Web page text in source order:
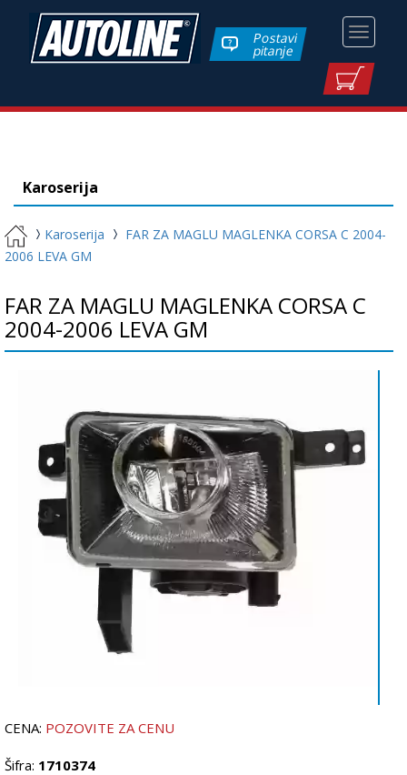
Toggle
Postavi
pitanje
Karoserija
Karoserija
FAR ZA MAGLU MAGLENKA CORSA C 2004-
2006 LEVA GM
FAR ZA MAGLU MAGLENKA CORSA C
2004-2006 LEVA GM
CENA: POZOVITE ZA CENU
Šifra: 1710374